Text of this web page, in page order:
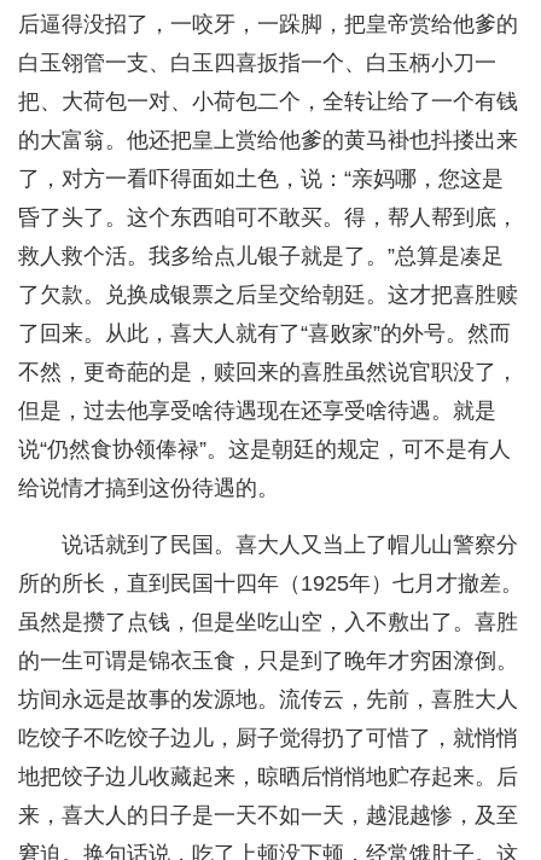
后逼得没招了，一咬牙，一跺脚，把皇帝赏给他爹的
白玉翎管一支、白玉四喜扳指一个、白玉柄小刀一
把、大荷包一对、小荷包二个，全转让给了一个有钱
的大富翁。他还把皇上赏给他爹的黄马褂也抖搂出来
了，对方一看吓得面如土色，说：“亲妈哪，您这是
昏了头了。这个东西咱可不敢买。得，帮人帮到底，
救人救个活。我多给点儿银子就是了。”总算是凑足
了欠款。兑换成银票之后呈交给朝廷。这才把喜胜赎
了回来。从此，喜大人就有了“喜败家”的外号。然而
不然，更奇葩的是，赎回来的喜胜虽然说官职没了，
但是，过去他享受啥待遇现在还享受啥待遇。就是
说“仍然食协领俸禄”。这是朝廷的规定，可不是有人
给说情才搞到这份待遇的。
说话就到了民国。喜大人又当上了帽儿山警察分
所的所长，直到民国十四年（1925年）七月才撤差。
虽然是攒了点钱，但是坐吃山空，入不敷出了。喜胜
的一生可谓是锦衣玉食，只是到了晚年才穷困潦倒。
坊间永远是故事的发源地。流传云，先前，喜胜大人
吃饺子不吃饺子边儿，厨子觉得扔了可惜了，就悄悄
地把饺子边儿收藏起来，晾晒后悄悄地贮存起来。后
来，喜大人的日子是一天不如一天，越混越惨，及至
窘迫。换句话说，吃了上顿没下顿，经常饿肚子。这